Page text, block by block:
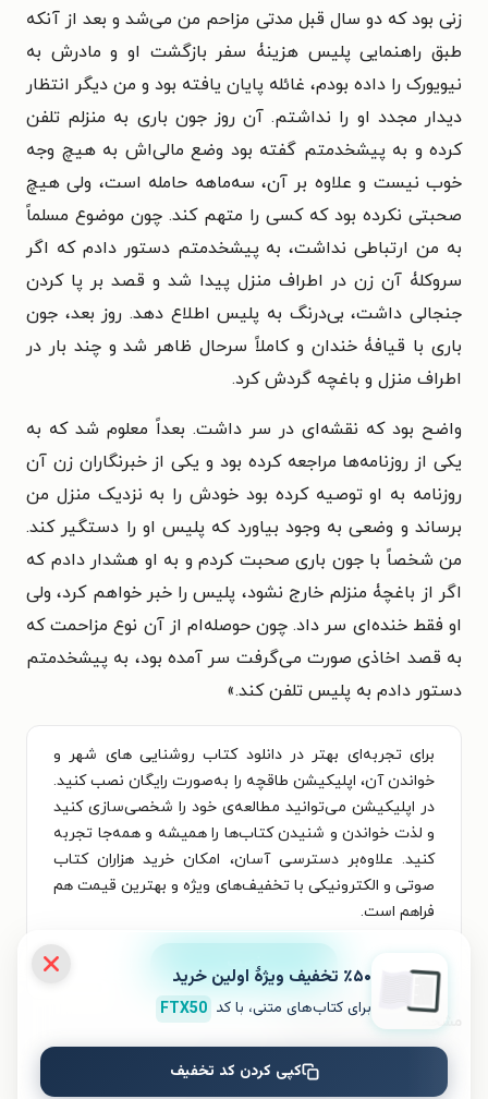
زنی بود که دو سال قبل مدتی مزاحم من می‌شد و بعد از آنکه
طبق راهنمایی پلیس هزینۀ سفر بازگشت او و مادرش به
نیویورک را داده بودم، غائله پایان یافته بود و من دیگر انتظار
دیدار مجدد او را نداشتم. آن روز جون باری به منزلم تلفن
کرده و به پیشخدمتم گفته بود وضع مالی‌اش به هیچ وجه
خوب نیست و علاوه بر آن، سه‌ماهه حامله است، ولی هیچ
صحبتی نکرده بود که کسی را متهم کند. چون موضوع مسلماً
به من ارتباطی نداشت، به پیشخدمتم دستور دادم که اگر
سروکلۀ آن زن در اطراف منزل پیدا شد و قصد بر پا کردن
جنجالی داشت، بی‌درنگ به پلیس اطلاع دهد. روز بعد، جون
باری با قیافۀ خندان و کاملاً سرحال ظاهر شد و چند بار در
اطراف منزل و باغچه گردش کرد.
واضح بود که نقشه‌ای در سر داشت. بعداً معلوم شد که به
یکی از روزنامه‌ها مراجعه کرده بود و یکی از خبرنگاران زن آن
روزنامه به او توصیه کرده بود خودش را به نزدیک منزل من
برساند و وضعی به وجود بیاورد که پلیس او را دستگیر کند.
من شخصاً با جون باری صحبت کردم و به او هشدار دادم که
اگر از باغچۀ منزلم خارج نشود، پلیس را خبر خواهم کرد، ولی
او فقط خنده‌ای سر داد. چون حوصله‌ام از آن نوع مزاحمت که
به قصد اخاذی صورت می‌گرفت سر آمده بود، به پیشخدمتم
دستور دادم به پلیس تلفن کند.»
برای تجربه‌ای بهتر در دانلود کتاب روشنایی های شهر و
خواندن آن، اپلیکیشن طاقچه را به‌صورت رایگان نصب کنید.
در اپلیکیشن می‌توانید مطالعه‌ی خود را شخصی‌سازی کنید
و لذت خواندن و شنیدن کتاب‌ها را همیشه و همه‌جا تجربه
کنید. علاوه‌بر دسترسی آسان، امکان خرید هزاران کتاب
صوتی و الکترونیکی با تخفیف‌های ویژه و بهترین قیمت هم
فراهم است.
نصب
مشخصات کتاب الکترونیکی
روشنایی های شهر
٪۵۰ تخفیف ویژۀ اولین خرید
برای کتاب‌های متنی، با کد FTX50
کپی کردن کد تخفیف